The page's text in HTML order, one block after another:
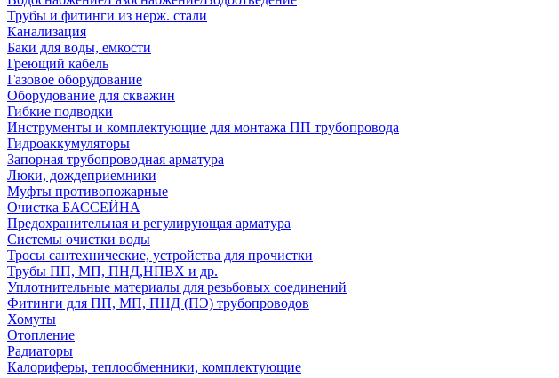
Трубы и фитинги из нерж. стали
Канализация
Баки для воды, емкости
Греющий кабель
Газовое оборудование
Оборудование для скважин
Гибкие подводки
Инструменты и комплектующие для монтажа ПП трубопровода
Гидроаккумуляторы
Запорная трубопроводная арматура
Люки, дождеприемники
Муфты противопожарные
Очистка БАССЕЙНА
Предохранительная и регулирующая арматура
Системы очистки воды
Тросы сантехнические, устройства для прочистки
Трубы ПП, МП, ПНД,НПВХ и др.
Уплотнительные материалы для резьбовых соединений
Фитинги для ПП, МП, ПНД (ПЭ) трубопроводов
Хомуты
Отопление
Радиаторы
Калориферы, теплообменники, комплектующие